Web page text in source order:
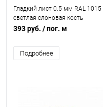
Гладкий лист 0.5 мм RAL 1015
светлая слоновая кость
393 руб. / пог. м
Подробнее